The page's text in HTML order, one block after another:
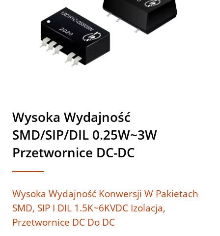
Magnetycznych I Produktów
Zasilających.
Wysoka Wydajność
SMD/SIP/DIL 0.25W~3W
Przetwornice DC-DC
Wysoka Wydajność Konwersji W Pakietach
SMD, SIP I DIL 1.5K~6KVDC Izolacja,
Przetwornice DC Do DC